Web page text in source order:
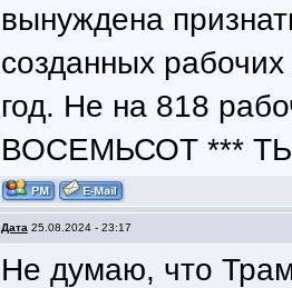
вынуждена
созданных
год. Не на 818
ВОСЕМЬСОТ ***
Дата 25.08.2024 - 23:17
Не думаю, что